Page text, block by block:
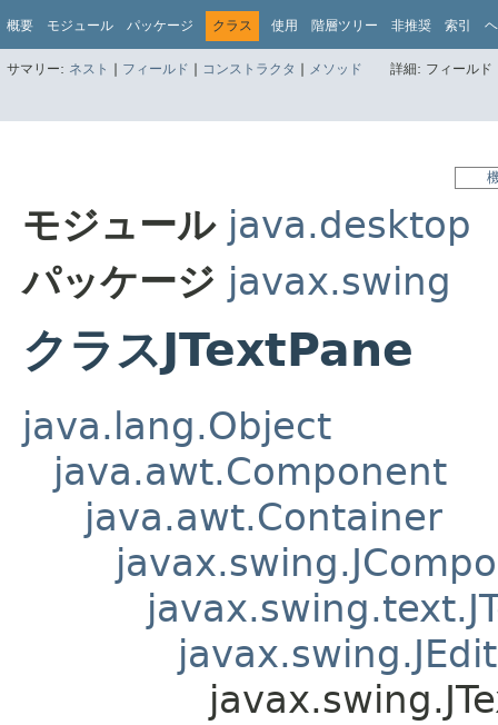
概要 モジュール パッケージ クラス 使用 階層ツリー 非推奨 索引
サマリー: ネスト | フィールド | コンストラクタ | メソッド 詳細: フィール
モジュール java.desktop
パッケージ javax.swing
クラスJTextPane
java.lang.Object
java.awt.Component
java.awt.Container